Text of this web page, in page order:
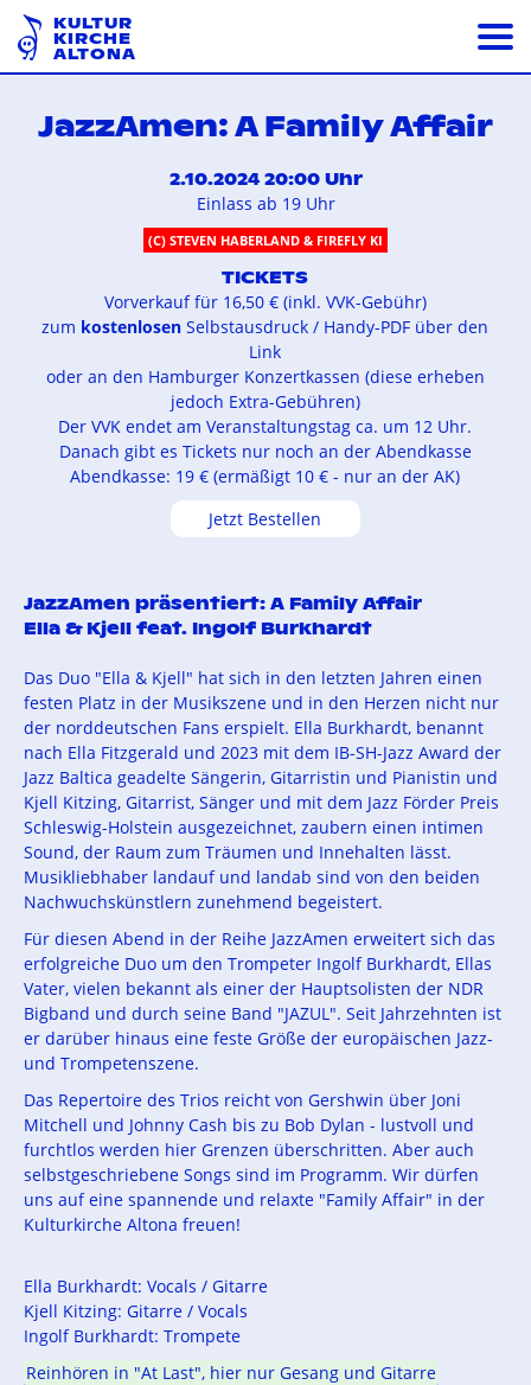
KULTUR
KIRCHE
ALTONA
JazzAmen: A Family Affair
2.10.2024 20:00 Uhr
Einlass ab 19 Uhr
(C) STEVEN HABERLAND & FIREFLY KI
TICKETS
Vorverkauf für 16,50 € (inkl. VVK-Gebühr)
zum kostenlosenSelbstausdruck / Handy-PDF über den
Link
oder an den Hamburger Konzertkassen (diese erheben
jedoch Extra-Gebühren)
Der VVK endet am Veranstaltungstag ca. um 12 Uhr.
Danach gibt es Tickets nur noch an der Abendkasse
Abendkasse: 19 € (ermäßigt 10 € - nur an der AK)
Jetzt Bestellen
JazzAmen präsentiert: A Family Affair
Ella & Kjell feat. Ingolf Burkhardt
Das Duo "Ella & Kjell" hat sich in den letzten Jahren einen
festen Platz in der Musikszene und in den Herzen nicht nur
der norddeutschen Fans erspielt. Ella Burkhardt, benannt
nach Ella Fitzgerald und 2023 mit dem IB-SH-Jazz Award der
Jazz Baltica geadelte Sängerin, Gitarristin und Pianistin und
Kjell Kitzing, Gitarrist, Sänger und mit dem Jazz Förder Preis
Schleswig-Holstein ausgezeichnet, zaubern einen intimen
Sound, der Raum zum Träumen und Innehalten lässt.
Musikliebhaber landauf und landab sind von den beiden
Nachwuchskünstlern zunehmend begeistert.
Für diesen Abend in der Reihe JazzAmen erweitert sich das
erfolgreiche Duo um den Trompeter Ingolf Burkhardt, Ellas
Vater, vielen bekannt als einer der Hauptsolisten der NDR
Bigband und durch seine Band "JAZUL". Seit Jahrzehnten ist
er darüber hinaus eine feste Größe der europäischen Jazz-
und Trompetenszene.
Das Repertoire des Trios reicht von Gershwin über Joni
Mitchell und Johnny Cash bis zu Bob Dylan - lustvoll und
furchtlos werden hier Grenzen überschritten. Aber auch
selbstgeschriebene Songs sind im Programm. Wir dürfen
uns auf eine spannende und relaxte "Family Affair" in der
Kulturkirche Altona freuen!
Ella Burkhardt: Vocals / Gitarre
Kjell Kitzing: Gitarre / Vocals
Ingolf Burkhardt: Trompete
Reinhören in "At Last", hier nur Gesang und Gitarre